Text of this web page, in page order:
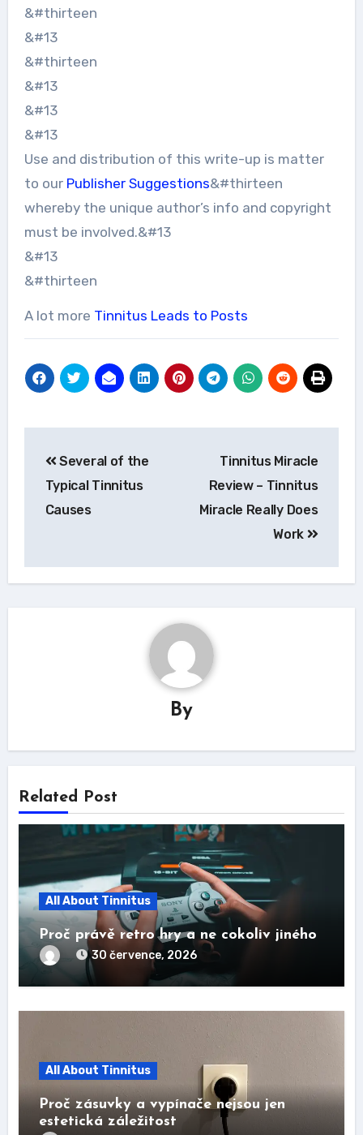
&#thirteen
&#13
&#thirteen
&#13
&#13
&#13
Use and distribution of this write-up is matter
to our Publisher Suggestions&#thirteen
whereby the unique author’s info and copyright
must be involved.&#13
&#13
&#thirteen
A lot more Tinnitus Leads to Posts
pro
příspěvek
Several of the
Typical Tinnitus
Causes
Tinnitus Miracle
Review – Tinnitus
Miracle Really Does
Work
By
Related Post
All About Tinnitus
Proč právě retro hry a ne cokoliv jiného
30 července, 2026
All About Tinnitus
Proč zásuvky a vypínače nejsou jen
estetická záležitost